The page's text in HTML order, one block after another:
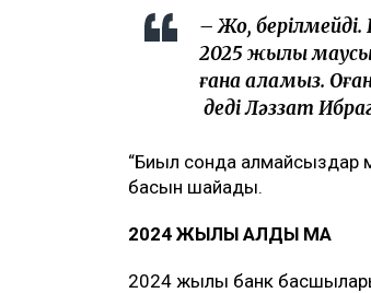
– Жоқ,
2025 жылы
ғана аламыз.
деді Ләззат
“Биыл сонда алмайсыздар
басын шайқады.
2024 ЖЫЛЫ АЛДЫ МА
2024 жылы банк